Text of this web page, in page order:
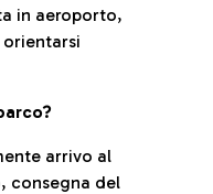
in aeroporto,
arrivo al
consegna del